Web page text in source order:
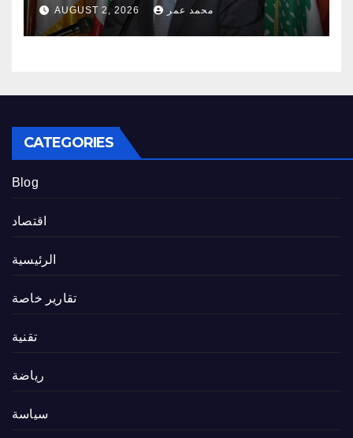
AUGUST 2, 2026 محمد عمر
CATEGORIES
Blog
اقتصاد
الرئيسية
تقارير خاصة
تقنية
رياضة
سياسة